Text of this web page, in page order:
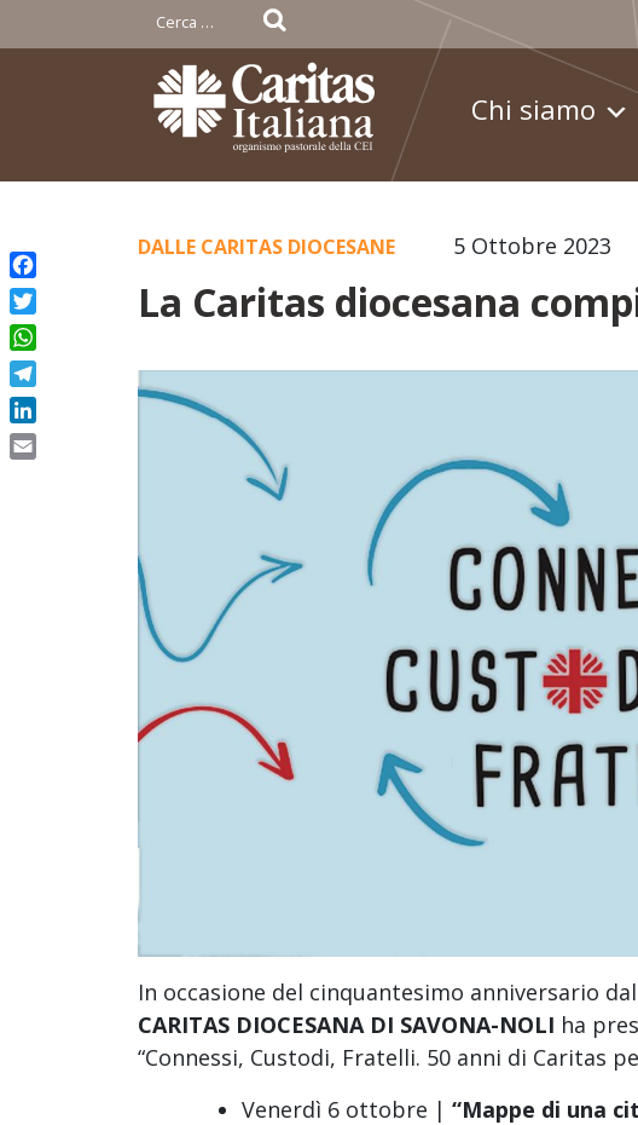
Skip
to
content
Ricerca
per:
Chi siamo
5 Ottobre 2023
DALLE CARITAS DIOCESANE
La Caritas diocesana
In occasione del cinquantesimo anniversario
CARITAS DIOCESANA DI SAVONA-NOLI ha
“Connessi, Custodi, Fratelli. 50 anni di Caritas
Venerdì 6 ottobre | “Mappe di una
Facebook
Twitter
WhatsApp
Telegram
LinkedIn